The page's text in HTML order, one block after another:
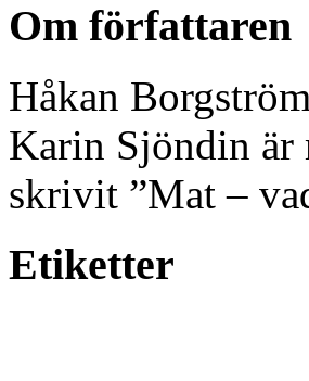
Om författaren
Håkan
Karin Sjöndin är
skrivit ”Mat –
Etiketter